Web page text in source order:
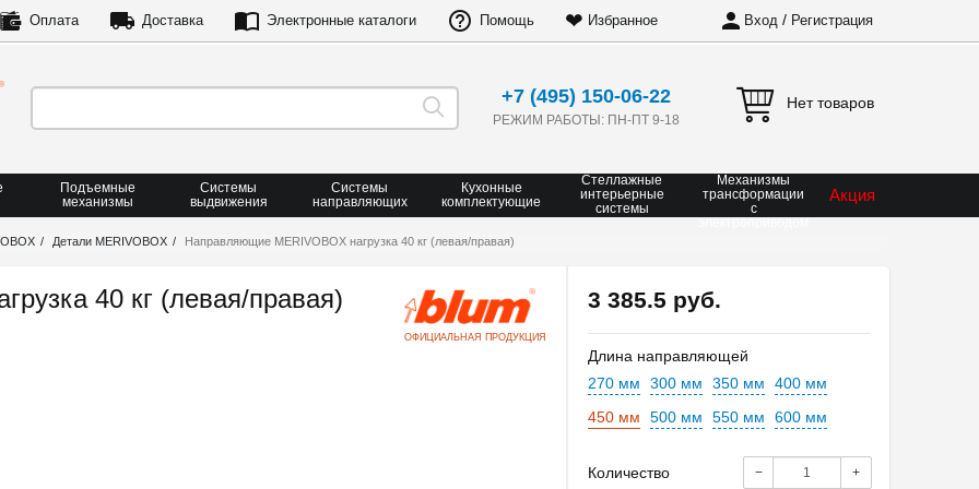
Оплата Доставка Электронные каталоги Помощь ❤ Избранное Вход / Регистрация
+7 (495) 150-06-22
РЕЖИМ РАБОТЫ: ПН-ПТ 9-18
Нет товаров
Подъемные
механизмы
Системы
выдвижения
Системы
направляющих
Кухонные
комплектующие
Стеллажные
интерьерные
системы
Механизмы
трансформации
с
Акция
Детали MERIVOBOX Направляющие MERIVOBOX нагрузка 40 кг (левая/правая)
40 кг (левая/правая)
ОФИЦИАЛЬНАЯ ПРОДУКЦИЯ
3 385.5 руб.
Длина направляющей
270 мм
300 мм 350 мм
400 мм
450 мм
500 мм 550 мм 600 мм
Количество − +